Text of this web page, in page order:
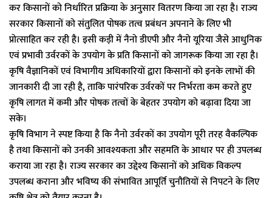
कर किसानों को निर्धारित प्रक्रिया के अनुसार वितरण किया जा रहा है। राज्य
सरकार किसानों को संतुलित पोषक तत्व प्रबंधन अपनाने के लिए भी
प्रोत्साहित कर रही है। इसी कड़ी में नैनो डीएपी और नैनो यूरिया जैसे आधुनिक
एवं प्रभावी उर्वरकों के उपयोग के प्रति किसानों को जागरूक किया जा रहा है।
कृषि वैज्ञानिकों एवं विभागीय अधिकारियों द्वारा किसानों को इनके लाभों की
जानकारी दी जा रही है, ताकि पारंपरिक उर्वरकों पर निर्भरता कम करते हुए
कृषि लागत में कमी और पोषक तत्वों के बेहतर उपयोग को बढ़ावा दिया जा
सके।
कृषि विभाग ने स्पष्ट किया है कि नैनो उर्वरकों का उपयोग पूरी तरह वैकल्पिक
है तथा किसानों को उनकी आवश्यकता और सहमति के आधार पर ही उपलब्ध
कराया जा रहा है। राज्य सरकार का उद्देश्य किसानों को अधिक विकल्प
उपलब्ध कराना और भविष्य की संभावित आपूर्ति चुनौतियों से निपटने के लिए